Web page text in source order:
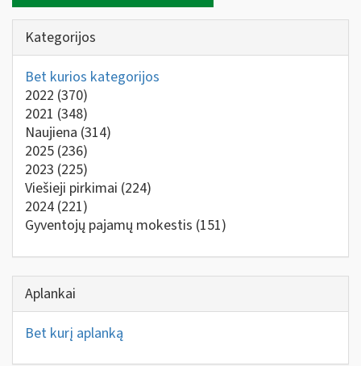
Kategorijos
Bet kurios kategorijos
2022 (370)
2021 (348)
Naujiena (314)
2025 (236)
2023 (225)
Viešieji pirkimai (224)
2024 (221)
Gyventojų pajamų mokestis (151)
Aplankai
Bet kurį aplanką